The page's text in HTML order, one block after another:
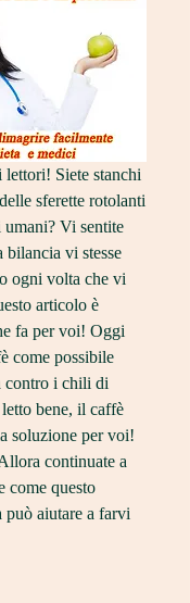
Siete stanchi
sferette rotolanti
umani? Vi sentite
bilancia vi stesse
ogni volta che vi
articolo è
fa per voi! Oggi
come possibile
contro i chili di
bene, il caffè
soluzione per voi!
continuate a
come questo
può aiutare a farvi